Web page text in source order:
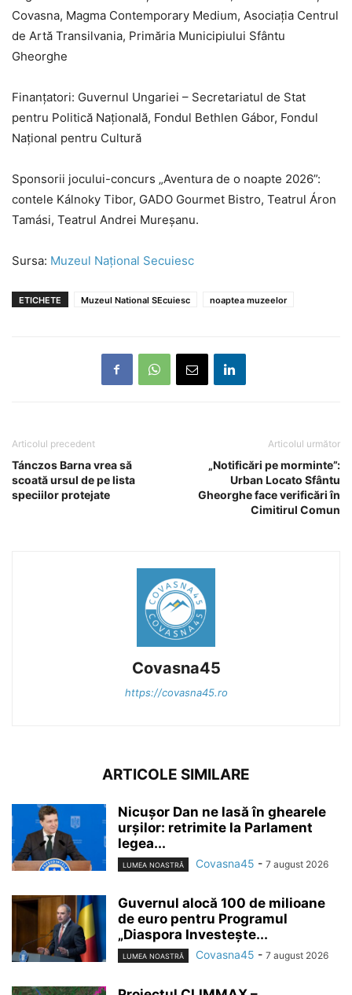
Covasna, Magma Contemporary Medium, Asociația Centrul
de Artă Transilvania, Primăria Municipiului Sfântu
Gheorghe
Finanțatori: Guvernul Ungariei – Secretariatul de Stat
pentru Politică Națională, Fondul Bethlen Gábor, Fondul
Național pentru Cultură
Sponsorii jocului-concurs „Aventura de o noapte 2026”:
contele Kálnoky Tibor, GADO Gourmet Bistro, Teatrul Áron
Tamási, Teatrul Andrei Mureșanu.
Sursa: Muzeul Național Secuiesc
ETICHETE Muzeul National SEcuiesc noaptea muzeelor
Articolul precedent
Tánczos Barna vrea să
scoată ursul de pe lista
speciilor protejate
Articolul următor
„Notificări pe morminte”:
Urban Locato Sfântu
Gheorghe face verificări în
Cimitirul Comun
Covasna45
https://covasna45.ro
ARTICOLE SIMILARE
Nicușor Dan ne lasă în ghearele
urșilor: retrimite la Parlament
legea...
LUMEA NOASTRĂ Covasna45 - 7 august 2026
Guvernul alocă 100 de milioane
de euro pentru Programul
„Diaspora Investește...
LUMEA NOASTRĂ Covasna45 - 7 august 2026